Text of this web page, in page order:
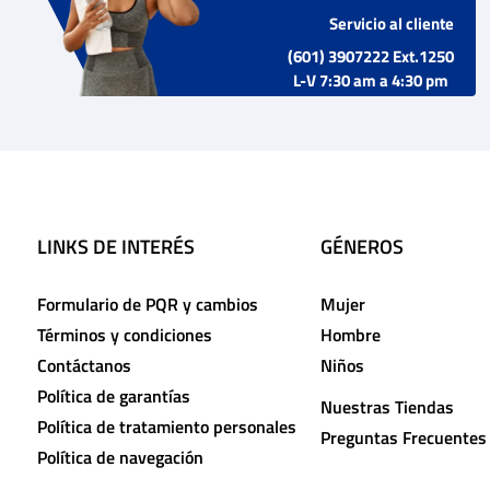
Servicio al cliente
(601) 3907222 Ext.1250
L-V 7:30 am a 4:30 pm
LINKS DE INTERÉS
Formulario de PQR y cambios
Términos y condiciones
Contáctanos
Política de garantías
Política de tratamiento personales
Política de navegación
GÉNEROS
Mujer
Hombre
Niños
Nuestras Tiendas
Preguntas Frecuentes